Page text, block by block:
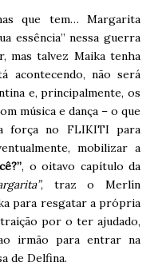
que tem… Margarita
essência” nessa guerra
mas talvez Maika tenha
acontecendo, não será
e, principalmente, os
música e dança – o que
força no FLIKITI para
mobilizar a
, o oitavo capítulo da
, traz o Merlín
para resgatar a própria
por o ter ajudado,
irmão para entrar na
de Delfina.